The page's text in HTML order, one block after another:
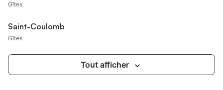
Gîtes
Saint-Coulomb
Gîtes
Tout afficher